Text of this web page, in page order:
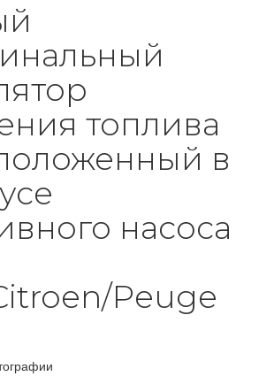
топлива
в
насоса
Peuge